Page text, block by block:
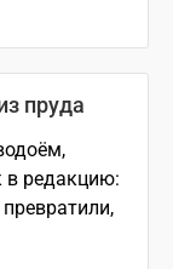
пруда
в редакцию: